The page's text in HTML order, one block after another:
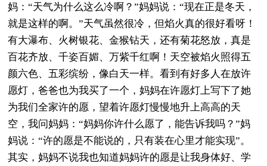
妈：“天气为什么这么冷啊？”妈妈说：“现在正是冬天，
就是这样的啊。”天气虽然很冷，但焰火真的很好看呀！
有大瀑布、火树银花、金猴钻天，还有菊花怒放，真是
百花齐放、千姿百媚、万紫千红啊！天空被焰火照得五
颜六色、五彩缤纷，像白天一样。看到有好多人在放许
愿灯，爸爸也为我买了一个，妈妈在许愿灯上写下了她
为我们全家许的愿，望着许愿灯慢慢地升上高高的天
空，我问妈妈：“妈妈你许什么愿了，能告诉我吗？”妈
妈说：“许的愿是不能说的，只有装在心里才能实现”。
其实，妈妈不说我也知道妈妈许的愿是让我身体好、学